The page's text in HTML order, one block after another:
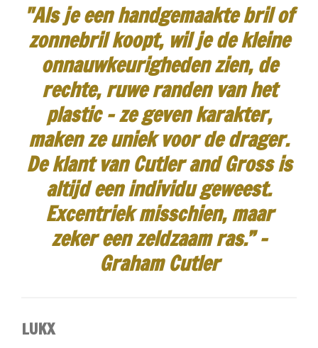
"Als je een handgemaakte bril of
zonnebril koopt, wil je de kleine
onnauwkeurigheden zien, de
rechte, ruwe randen van het
plastic - ze geven karakter,
maken ze uniek voor de drager.
De klant van Cutler and Gross is
altijd een individu geweest.
Excentriek misschien, maar
zeker een zeldzaam ras.” -
Graham Cutler
LUKX